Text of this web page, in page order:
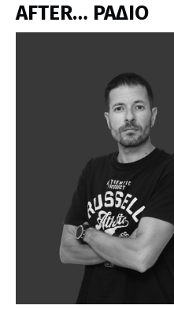
AFTER… ΡΑΔΙΟ